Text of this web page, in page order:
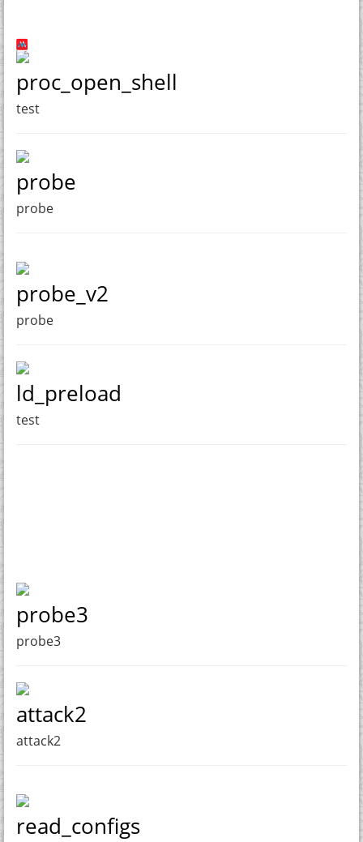
proc_open_shell
test
probe
probe
probe_v2
probe
ld_preload
test
probe3
probe3
attack2
attack2
read_configs